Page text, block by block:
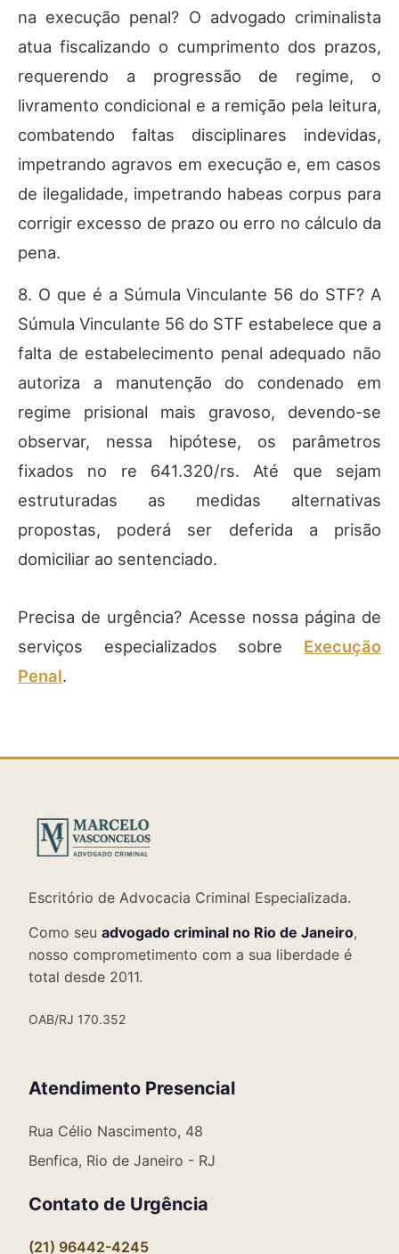
na execução penal? O advogado criminalista
atua fiscalizando o cumprimento dos prazos,
requerendo a progressão de regime, o
livramento condicional e a remição pela leitura,
combatendo faltas disciplinares indevidas,
impetrando agravos em execução e, em casos
de ilegalidade, impetrando habeas corpus para
corrigir excesso de prazo ou erro no cálculo da
pena.
8. O que é a Súmula Vinculante 56 do STF? A
Súmula Vinculante 56 do STF estabelece que a
falta de estabelecimento penal adequado não
autoriza a manutenção do condenado em
regime prisional mais gravoso, devendo-se
observar, nessa hipótese, os parâmetros
fixados no re 641.320/rs. Até que sejam
estruturadas as medidas alternativas
propostas, poderá ser deferida a prisão
domiciliar ao sentenciado.
Precisa de urgência? Acesse nossa página de
serviços especializados sobre Execução
Penal.
Escritório de Advocacia Criminal Especializada.
Como seu advogado criminal no Rio de Janeiro,
nosso comprometimento com a sua liberdade é
total desde 2011.
OAB/RJ 170.352
Atendimento Presencial
Rua Célio Nascimento, 48
Benfica, Rio de Janeiro - RJ
Contato de Urgência
(21) 96442-4245